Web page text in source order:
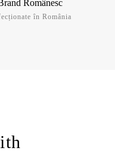
Românesc
în România